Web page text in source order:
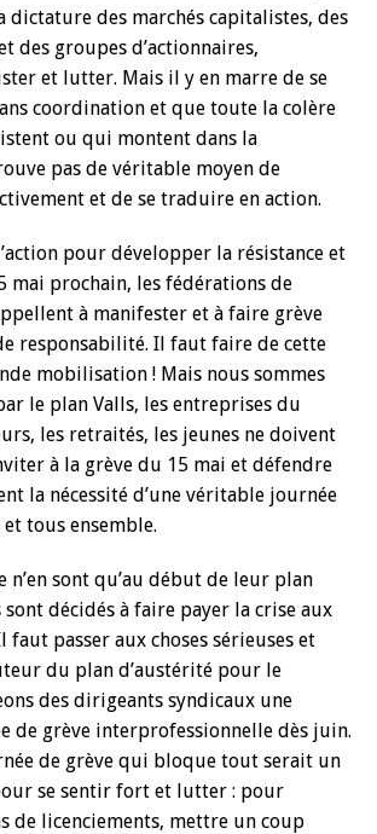
dictature des marchés capitalistes, des
des groupes d’actionnaires,
et lutter. Mais il y en marre de se
coordination et que toute la colère
ou qui montent dans la
pas de véritable moyen de
et de se traduire en action.
pour développer la résistance et
mai prochain, les fédérations de
à manifester et à faire grève
responsabilité. Il faut faire de cette
mobilisation ! Mais nous sommes
le plan Valls, les entreprises du
les retraités, les jeunes ne doivent
à la grève du 15 mai et défendre
la nécessité d’une véritable journée
tous ensemble.
n’en sont qu’au début de leur plan
décidés à faire payer la crise aux
faut passer aux choses sérieuses et
du plan d’austérité pour le
des dirigeants syndicaux une
de grève interprofessionnelle dès juin.
de grève qui bloque tout serait un
se sentir fort et lutter : pour
de licenciements, mettre un coup